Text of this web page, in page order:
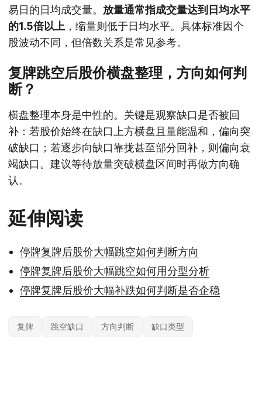
易日的日均成交量。 放量通常指成交量达到日均水平
的1.5倍以上 ，缩量则低于日均水平。具体标准因个
股波动不同，但倍数关系是常见参考。
复牌跳空后股价横盘整理，方向如何判
断？
横盘整理本身是中性的。关键是观察缺口是否被回
补：若股价始终在缺口上方横盘且量能温和，偏向突
破缺口；若逐步向缺口靠拢甚至部分回补，则偏向衰
竭缺口。建议等待放量突破横盘区间时再做方向确
认。
延伸阅读
停牌复牌后股价大幅跳空如何判断方向
停牌复牌后股价大幅跳空如何用分型分析
停牌复牌后股价大幅补跌如何判断是否企稳
复牌 跳空缺口 方向判断 缺口类型